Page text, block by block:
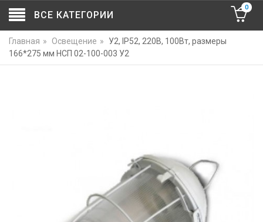
ВСЕ КАТЕГОРИИ
0
Главная » Освещение »
У2, IP52, 220В, 100Вт, размеры
166*275 мм НСП 02-100-003 У2